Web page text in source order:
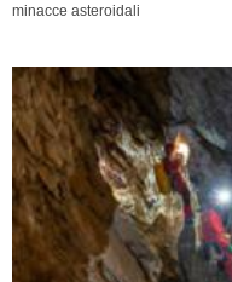
minacce asteroidali